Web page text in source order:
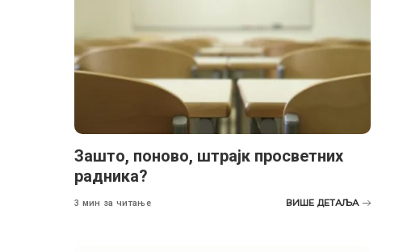
Зашто, поново, штрајк просветних
радника?
3 мин за читање ВИШЕ ДЕТАЉА